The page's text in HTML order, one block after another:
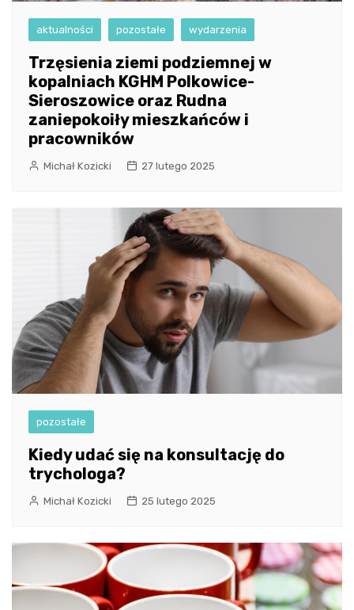
aktualności pozostałe wydarzenia
Trzęsienia ziemi podziemnej w
kopalniach KGHM Polkowice-
Sieroszowice oraz Rudna
zaniepokoiły mieszkańców i
pracowników
Michał Kozicki 27 lutego 2025
pozostałe
Kiedy udać się na konsultację do
trychologa?
Michał Kozicki 25 lutego 2025